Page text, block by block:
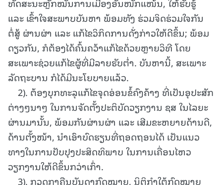
ທັດສະນະຫຼັກໝັ້ນການເມືອງອັນໜັກແໜ້ນ, ໃຫ້ຮັບຮູ້
ແລະ ເຂົ້າໃຈສະພາບບັນຫາ ພ້ອມທັງ ຮ່ວມຈິດຮ່ວມໃຈກັນ
ຕໍ່ສູ້ ຜ່ານຜ່າ ແລະ ແກ້ໄຂວິກິດການດັ່ງກ່າວໃຫ້ດີຂຶ້ນ; ພ້ອມ
ດຽວກັນ, ກໍຕ້ອງໄດ້ຄົ້ນຄວ້າແກ້ໄຂດ້ວຍຫຼາຍວິທີ ໂດຍ
ສະເພາະຊ່ວຍແກ້ໄຂຜູ້ທີ່ມີລາຍຮັບຕໍ່າ. ບັນຫານີ້, ສະເພາະ
ລັດຖະບານ ກໍໄດ້ມີນະໂຍບາຍແລ້ວ.
2). ຕ້ອງບຸກທະລຸແກ້ໄຂຈຸດອ່ອນຂໍ້ຄົງຄ້າງ ທີ່ເປັນອຸປະສັກ
ຕ່າງໆນາໆ ໃນການຈັດຕັ້ງປະຕິບັດວຽກງານ ຊສ ໃນໄລຍະ
ຜ່ານມານັ້ນ, ພ້ອມກັນຜ່ານຜ່າ ແລະ ເສີມຂະຫຍາຍດ້ານດີ,
ດ້ານຕັ້ງໜ້າ, ນໍາເອົາບົດຮຽນທີ່ຖອດຖອນໄດ້ ເປັນແນວ
ທາງໃນການປັບປຸງປະສິດທິພາບ ໃນການເຄື່ອນໄຫວ
ວຽກງານໃຫ້ດີຂຶ້ນກວ່າເກົ່າ.
3). ກວດກາຄືນບັນດາກົດໝາຍ, ນິຕິກຳໃຕ້ກົດໝາຍ